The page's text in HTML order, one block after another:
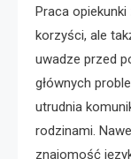
Praca
korzyści, ale
uwadze przed
głównych
utrudnia
rodzinami.
znajomość